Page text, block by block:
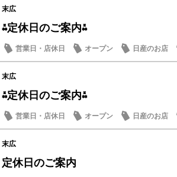
末広
⁂定休日のご案内⁂
営業日・店休日 オープン 日産のお店
末広
⁂定休日のご案内⁂
営業日・店休日 オープン 日産のお店
末広
定休日のご案内